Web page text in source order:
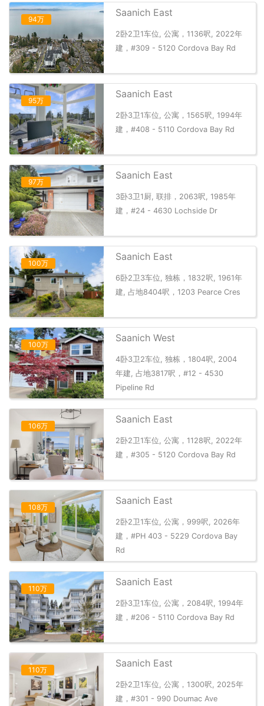
94万
Saanich East
2卧2卫1车位, 公寓，1136呎, 2022年
建，#309 - 5120 Cordova Bay Rd
95万
Saanich East
2卧3卫1车位, 公寓，1565呎, 1994年
建，#408 - 5110 Cordova Bay Rd
97万
Saanich East
3卧3卫1厨, 联排，2063呎, 1985年
建，#24 - 4630 Lochside Dr
100万
Saanich East
6卧2卫3车位, 独栋，1832呎, 1961年
建, 占地8404呎，1203 Pearce Cres
100万
Saanich West
4卧3卫2车位, 独栋，1804呎, 2004
年建, 占地3817呎，#12 - 4530
Pipeline Rd
106万
Saanich East
2卧2卫1车位, 公寓，1128呎, 2022年
建，#305 - 5120 Cordova Bay Rd
108万
Saanich East
2卧2卫1车位, 公寓，999呎, 2026年
建，#PH 403 - 5229 Cordova Bay
Rd
110万
Saanich East
2卧3卫1车位, 公寓，2084呎, 1994年
建，#206 - 5110 Cordova Bay Rd
110万
Saanich East
2卧2卫1车位, 公寓，1300呎, 2025年
建，#301 - 990 Doumac Ave